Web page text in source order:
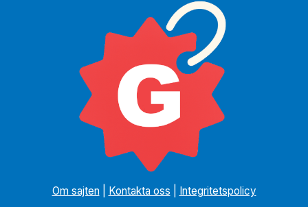
Om sajten Kontakta oss Integritetspolicy